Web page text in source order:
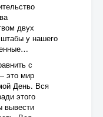
двух
у нашего
с
это мир
День. Вся
этого
вывести